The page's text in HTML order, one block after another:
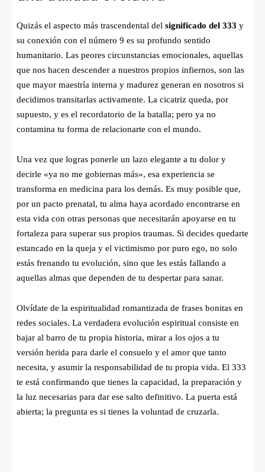
Quizás el aspecto más trascendental del significado del 333 y
su conexión con el número 9 es su profundo sentido
humanitario. Las peores circunstancias emocionales, aquellas
que nos hacen descender a nuestros propios infiernos, son las
que mayor maestría interna y madurez generan en nosotros si
decidimos transitarlas activamente. La cicatriz queda, por
supuesto, y es el recordatorio de la batalla; pero ya no
contamina tu forma de relacionarte con el mundo.
Una vez que logras ponerle un lazo elegante a tu dolor y
decirle «ya no me gobiernas más», esa experiencia se
transforma en medicina para los demás. Es muy posible que,
por un pacto prenatal, tu alma haya acordado encontrarse en
esta vida con otras personas que necesitarán apoyarse en tu
fortaleza para superar sus propios traumas. Si decides quedarte
estancado en la queja y el victimismo por puro ego, no solo
estás frenando tu evolución, sino que les estás fallando a
aquellas almas que dependen de tu despertar para sanar.
Olvídate de la espiritualidad romantizada de frases bonitas en
redes sociales. La verdadera evolución espiritual consiste en
bajar al barro de tu propia historia, mirar a los ojos a tu
versión herida para darle el consuelo y el amor que tanto
necesita, y asumir la responsabilidad de tu propia vida. El 333
te está confirmando que tienes la capacidad, la preparación y
la luz necesarias para dar ese salto definitivo. La puerta está
abierta; la pregunta es si tienes la voluntad de cruzarla.